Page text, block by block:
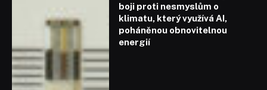
boji proti nesmyslům o
klimatu, který využívá AI,
poháněnou obnovitelnou
energií